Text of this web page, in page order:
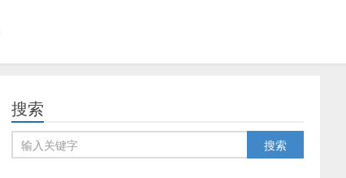
搜索